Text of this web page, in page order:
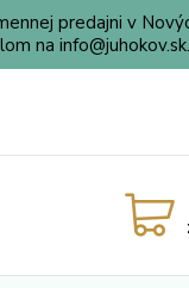
predajni v
na